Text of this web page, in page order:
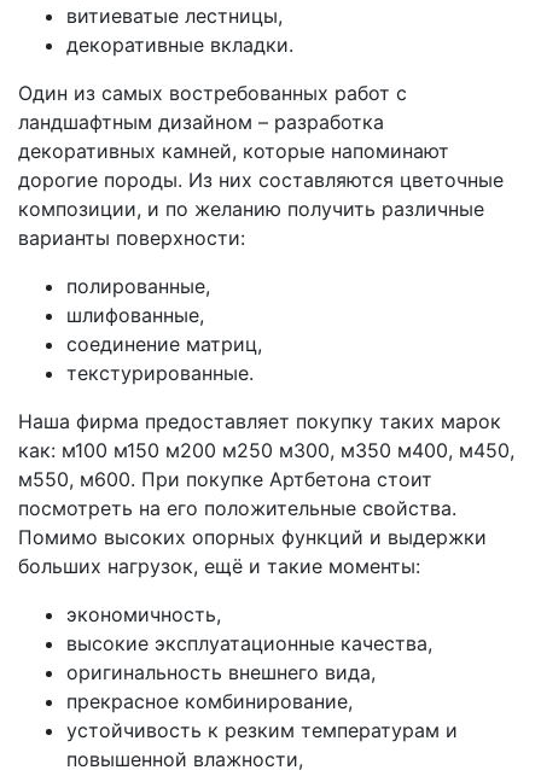
витиеватые лестницы,
декоративные вкладки.
Один из самых востребованных работ с
ландшафтным дизайном – разработка
декоративных камней, которые напоминают
дорогие породы. Из них составляются цветочные
композиции, и по желанию получить различные
варианты поверхности:
полированные,
шлифованные,
соединение матриц,
текстурированные.
Наша фирма предоставляет покупку таких марок
как: м100 м150 м200 м250 м300, м350 м400, м450,
м550, м600. При покупке Артбетона стоит
посмотреть на его положительные свойства.
Помимо высоких опорных функций и выдержки
больших нагрузок, ещё и такие моменты:
экономичность,
высокие эксплуатационные качества,
оригинальность внешнего вида,
прекрасное комбинирование,
устойчивость к резким температурам и
повышенной влажности,